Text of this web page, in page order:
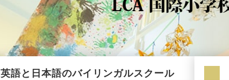
英語と日本語のバイリンガルスクール